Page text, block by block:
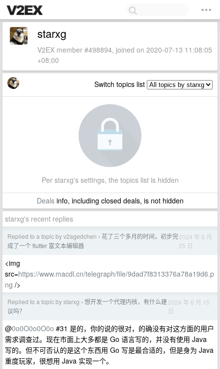
starxg
V2EX member #498894, joined on 2020-07-13 11:08:05
+08:00
Switch topics list
Per starxg's settings, the topics list is hidden
Dealsinfo, including closed deals, is not hidden
starxg's recent replies
Replied to a topic by v2agedchen › 花了三个多月的时间，初步完
成了一个 flutter 富文本编辑器
2024 年 6 月
25 日
<img
src=https://www.macdl.cn/telegraph/file/9dad7f8313376a78a19d6.p
ng />
Replied to a topic by starxg › 想开发一个代理内核，有什么建
议吗？
2024 年 6 月 15
日
@0o0O0o0O0o #31 是的，你的说的很对，的确没有对这方面的用户
需求调查过。现在市面上大多都是 Go 语言写的，并没有使用 Java
写的。但不可否认的是这个东西用 Go 写是最合适的，但是身为 Java
重度玩家，很想用 Java 实现一个。